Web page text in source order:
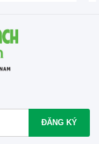
ĐĂNG KÝ